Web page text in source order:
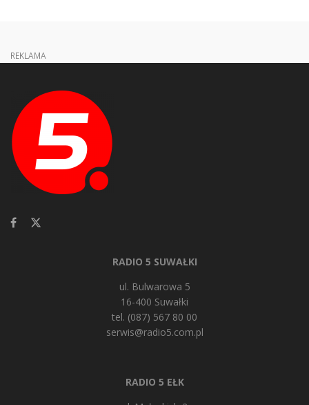
REKLAMA
RADIO 5 SUWAŁKI
ul. Bulwarowa 5
16-400 Suwałki
tel. (087) 567 80 00
serwis@radio5.com.pl
RADIO 5 EŁK